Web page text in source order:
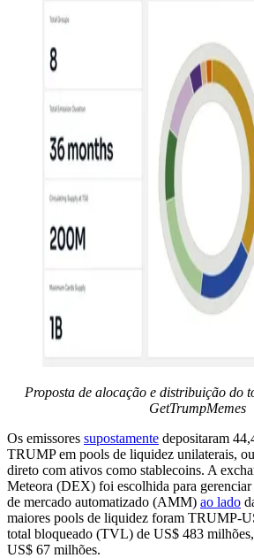
Proposta de alocação e distribuição do
GetTrumpMemes
Os emissores supostamente depositaram
TRUMP em pools de liquidez unilaterais,
direto com ativos como stablecoins. A
Meteora (DEX) foi escolhida para gerenciar
de mercado automatizado (AMM) ao lado
maiores pools de liquidez foram TRUMP-
total bloqueado (TVL) de US$ 483
US$ 67 milhões.